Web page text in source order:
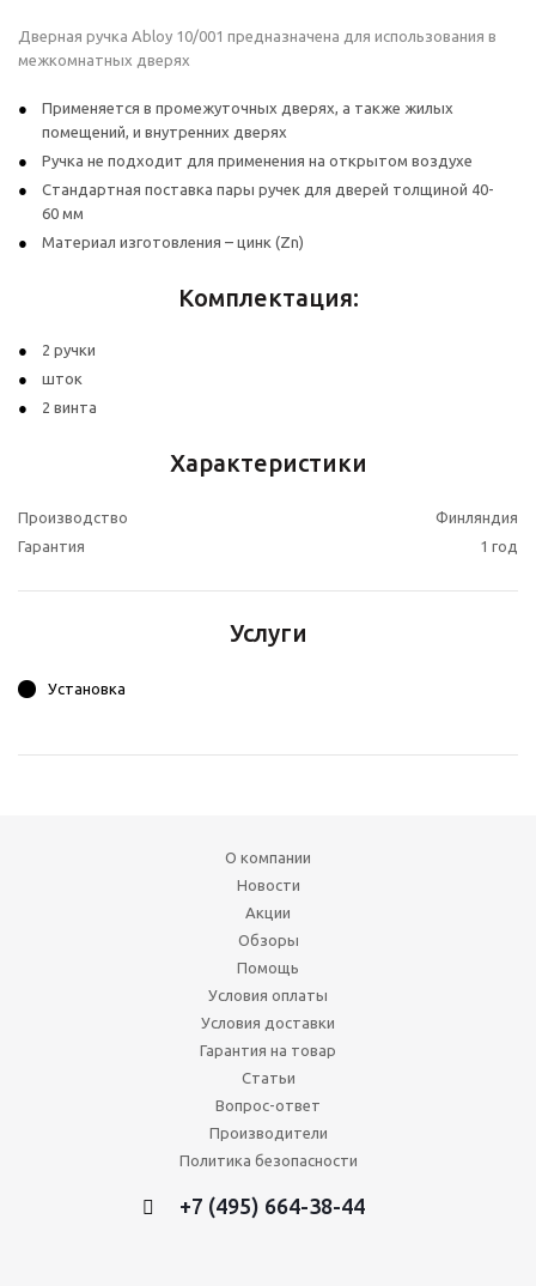
Дверная ручка Abloy 10/001 предназначена для использования в
межкомнатных дверях
Применяется в промежуточных дверях, а также жилых
помещений, и внутренних дверях
Ручка не подходит для применения на открытом воздухе
Стандартная поставка пары ручек для дверей толщиной 40-
60 мм
Материал изготовления – цинк (Zn)
Комплектация:
2 ручки
шток
2 винта
Характеристики
Производство
Финляндия
Гарантия
1 год
Услуги
Установка
О компании
Новости
Акции
Обзоры
Помощь
Условия оплаты
Условия доставки
Гарантия на товар
Статьи
Вопрос-ответ
Производители
Политика безопасности
+7 (495) 664-38-44